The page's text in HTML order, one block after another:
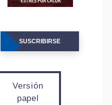
SUSCRIBIRSE
Versión
papel